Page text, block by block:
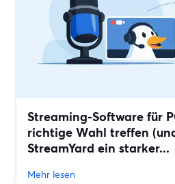
Streaming-Software für
richtige Wahl treffen
StreamYard ein starker...
Mehr lesen